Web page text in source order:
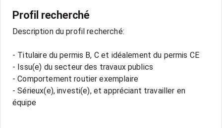
Profil recherché
Description du profil recherché:
- Titulaire du permis B, C et idéalement du permis CE
- Issu(e) du secteur des travaux publics
- Comportement routier exemplaire
- Sérieux(e), investi(e), et appréciant travailler en
équipe